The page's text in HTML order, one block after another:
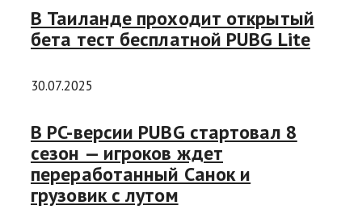
В Таиланде проходит открытый
бета тест бесплатной PUBG Lite
30.07.2025
В PC-версии PUBG стартовал 8
сезон — игроков ждет
переработанный Санок и
грузовик с лутом